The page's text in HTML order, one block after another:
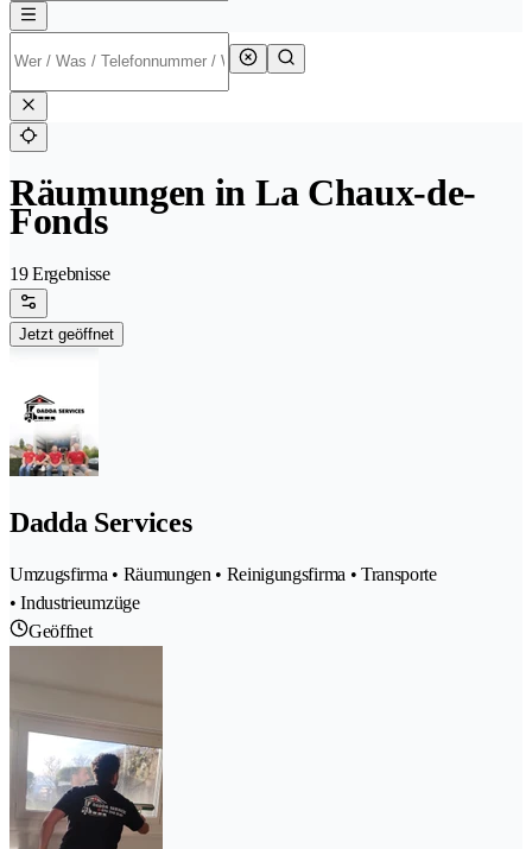
Räumungen in La Chaux-de-
Fonds
19 Ergebnisse
Jetzt geöffnet
Dadda Services
Umzugsfirma • Räumungen • Reinigungsfirma • Transporte
• Industrieumzüge
Geöffnet